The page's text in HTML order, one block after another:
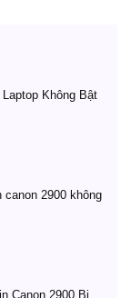
Không Bật
canon 2900 không
Canon 2900 Bị